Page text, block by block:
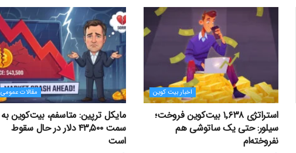
اخبار بیت کوین
استراتژی ۱٬۶۳۸ بیت‌کوین فروخت؛
سیلور: حتی یک ساتوشی هم
نفروخته‌ام
مقالات عمومی
مایکل ترپین: متاسفم، بیت‌کوین به
سمت ۴۳,۵۰۰ دلار در حال سقوط
است